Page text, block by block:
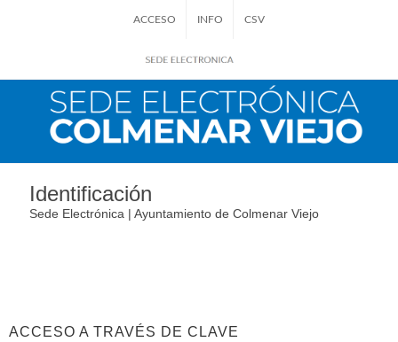
ACCESO INFO CSV
Identificación
Sede Electrónica | Ayuntamiento de Colmenar Viejo
ACCESO A TRAVÉS DE CLAVE